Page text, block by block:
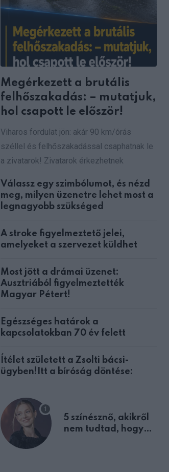
Megérkezett a brutális
felhőszakadás: – mutatjuk,
hol csapott le először!
Viharos fordulat jön: akár 90 km/órás
széllel és felhőszakadással csaphatnak le
a zivatarok! Zivatarok érkezhetnek
Válassz egy szimbólumot, és nézd
meg, milyen üzenetre lehet most a
legnagyobb szükséged
A stroke figyelmeztető jelei,
amelyeket a szervezet küldhet
Most jött a drámai üzenet:
Ausztriából figyelmeztették
Magyar Pétert!
Egészséges határok a
kapcsolatokban 70 év felett
Ítélet született a Zsolti bácsi-
ügyben!Itt a bíróság döntése:
5 színésznő, akikről
nem tudtad, hogy